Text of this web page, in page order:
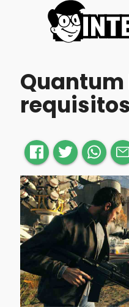
Quantum
requisitos